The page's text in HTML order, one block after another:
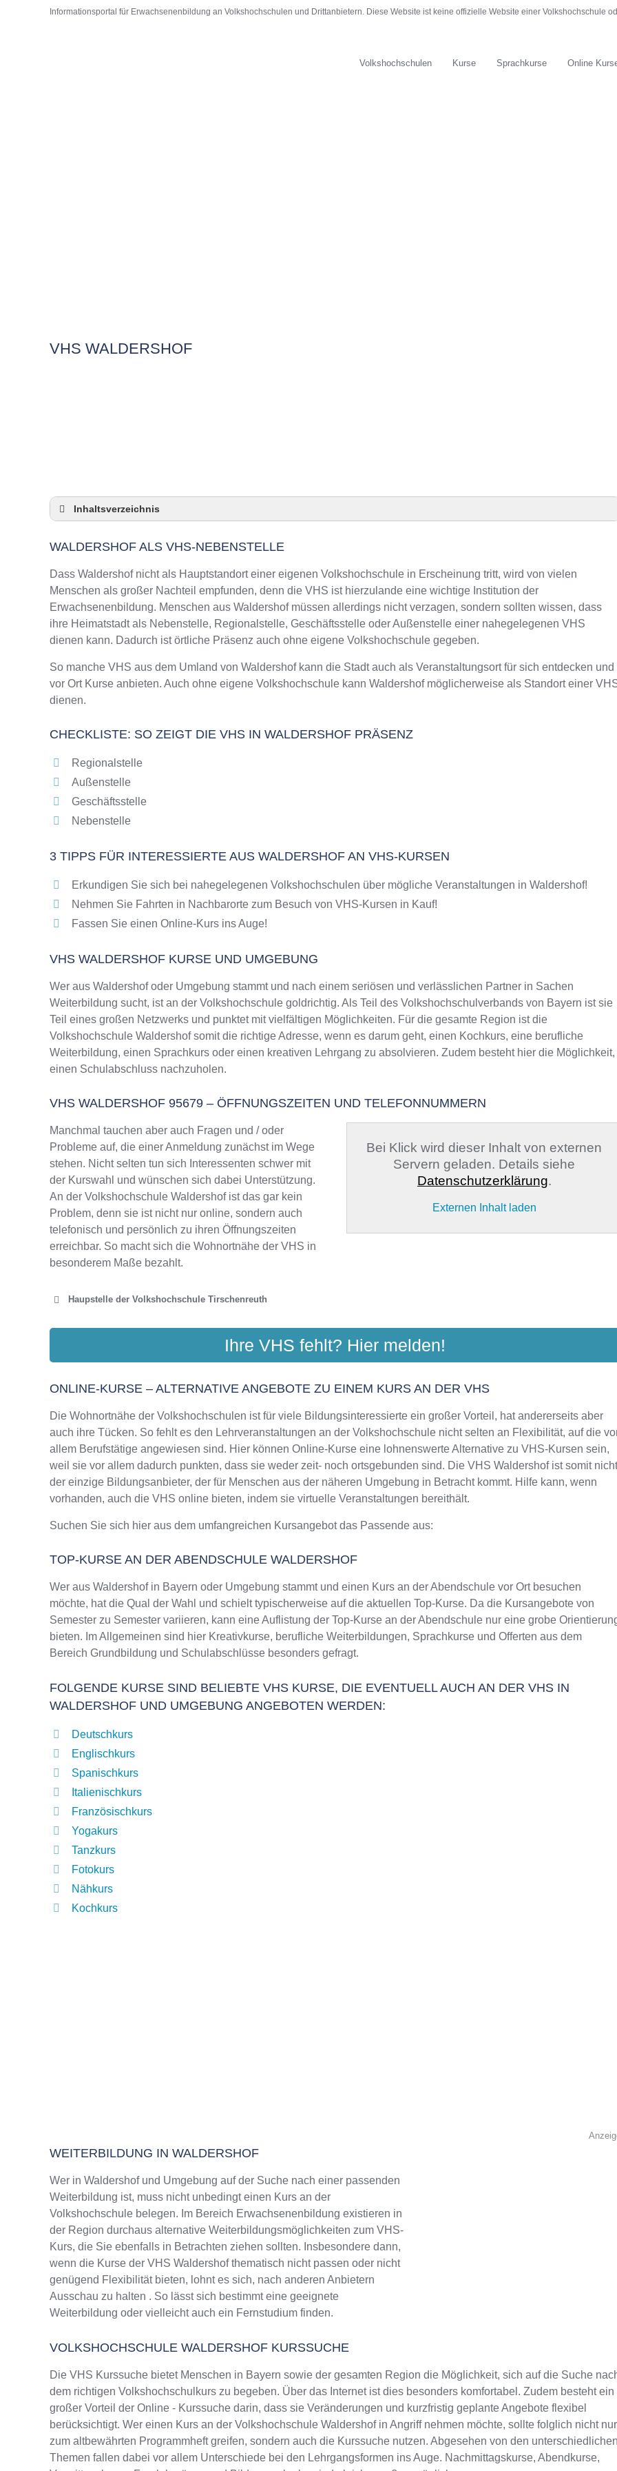
Informationsportal für Erwachsenenbildung an Volkshochschulen und Drittanbietern. Diese Website ist keine offizielle Website einer Volkshochschule
Volkshochschulen Kurse Sprachkurse Online
VHS WALDERSHOF
Inhaltsverzeichnis
Checkliste: So zeigt die VHS in Waldershof Präsenz
3 Tipps für Interessierte aus Waldershof an VHS-Kursen
VHS Waldershof Kurse und Umgebung
VHS Waldershof – Öffnungszeiten und Telefonnummer
Online-Kurse – Alternative Angebote zu einem Kurs an der VHS
Top-Kurse an der Abendschule Waldershof
Weiterbildung in Waldershof
VHS Waldershof Programm 2025 / 2026
WALDERSHOF ALS VHS-NEBENSTELLE
Dass Waldershof nicht als Hauptstandort einer eigenen Volkshochschule in Erscheinung tritt, wird von vielen
Menschen als großer Nachteil empfunden, denn die VHS ist hierzulande eine wichtige Institution der
Erwachsenenbildung. Menschen aus Waldershof müssen allerdings nicht verzagen, sondern sollten wissen, dass
ihre Heimatstadt als Nebenstelle, Regionalstelle, Geschäftsstelle oder Außenstelle einer nahegelegenen VHS
dienen kann. Dadurch ist örtliche Präsenz auch ohne eigene Volkshochschule gegeben.
So manche VHS aus dem Umland von Waldershof kann die Stadt auch als Veranstaltungsort für sich entdecken und
vor Ort Kurse anbieten. Auch ohne eigene Volkshochschule kann Waldershof möglicherweise als Standort einer
dienen.
CHECKLISTE: SO ZEIGT DIE VHS IN WALDERSHOF PRÄSENZ
Regionalstelle
Außenstelle
Geschäftsstelle
Nebenstelle
3 TIPPS FÜR INTERESSIERTE AUS WALDERSHOF AN VHS-KURSEN
Erkundigen Sie sich bei nahegelegenen Volkshochschulen über mögliche Veranstaltungen in Waldershof!
Nehmen Sie Fahrten in Nachbarorte zum Besuch von VHS-Kursen in Kauf!
Fassen Sie einen Online-Kurs ins Auge!
VHS WALDERSHOF KURSE UND UMGEBUNG
Wer aus Waldershof oder Umgebung stammt und nach einem seriösen und verlässlichen Partner in Sachen
Weiterbildung sucht, ist an der Volkshochschule goldrichtig. Als Teil des Volkshochschulverbands von Bayern ist sie
Teil eines großen Netzwerks und punktet mit vielfältigen Möglichkeiten. Für die gesamte Region ist die
Volkshochschule Waldershof somit die richtige Adresse, wenn es darum geht, einen Kochkurs, eine berufliche
Weiterbildung, einen Sprachkurs oder einen kreativen Lehrgang zu absolvieren. Zudem besteht hier die Möglichkeit,
einen Schulabschluss nachzuholen.
VHS WALDERSHOF 95679 – ÖFFNUNGSZEITEN UND TELEFONNUMMERN
Manchmal tauchen aber auch Fragen und / oder
Probleme auf, die einer Anmeldung zunächst im Wege
stehen. Nicht selten tun sich Interessenten schwer mit
der Kurswahl und wünschen sich dabei Unterstützung.
An der Volkshochschule Waldershof ist das gar kein
Problem, denn sie ist nicht nur online, sondern auch
telefonisch und persönlich zu ihren Öffnungszeiten
erreichbar. So macht sich die Wohnortnähe der VHS in
besonderem Maße bezahlt.
Bei Klick wird dieser Inhalt von externen
Servern geladen. Details siehe
Datenschutzerklärung.
Externen Inhalt laden
Haupstelle der Volkshochschule Tirschenreuth
VHS LANDKREIS TIRSCHENREUTH
Ihre VHS fehlt? Hier melden!
ONLINE-KURSE – ALTERNATIVE ANGEBOTE ZU EINEM KURS AN DER VHS
Die Wohnortnähe der Volkshochschulen ist für viele Bildungsinteressierte ein großer Vorteil, hat andererseits aber
auch ihre Tücken. So fehlt es den Lehrveranstaltungen an der Volkshochschule nicht selten an Flexibilität, auf die
allem Berufstätige angewiesen sind. Hier können Online-Kurse eine lohnenswerte Alternative zu VHS-Kursen sein,
weil sie vor allem dadurch punkten, dass sie weder zeit- noch ortsgebunden sind. Die VHS Waldershof ist somit nicht
der einzige Bildungsanbieter, der für Menschen aus der näheren Umgebung in Betracht kommt. Hilfe kann, wenn
vorhanden, auch die VHS online bieten, indem sie virtuelle Veranstaltungen bereithält.
Suchen Sie sich hier aus dem umfangreichen Kursangebot das Passende aus:
TOP-KURSE AN DER ABENDSCHULE WALDERSHOF
Wer aus Waldershof in Bayern oder Umgebung stammt und einen Kurs an der Abendschule vor Ort besuchen
möchte, hat die Qual der Wahl und schielt typischerweise auf die aktuellen Top-Kurse. Da die Kursangebote von
Semester zu Semester variieren, kann eine Auflistung der Top-Kurse an der Abendschule nur eine grobe
bieten. Im Allgemeinen sind hier Kreativkurse, berufliche Weiterbildungen, Sprachkurse und Offerten aus dem
Bereich Grundbildung und Schulabschlüsse besonders gefragt.
FOLGENDE KURSE SIND BELIEBTE VHS KURSE, DIE EVENTUELL AUCH AN DER VHS IN
WALDERSHOF UND UMGEBUNG ANGEBOTEN WERDEN:
Deutschkurs
Englischkurs
Spanischkurs
Italienischkurs
Französischkurs
Yogakurs
Tanzkurs
Fotokurs
Nähkurs
Kochkurs
WEITERBILDUNG IN WALDERSHOF
Wer in Waldershof und Umgebung auf der Suche nach einer passenden
Weiterbildung ist, muss nicht unbedingt einen Kurs an der
Volkshochschule belegen. Im Bereich Erwachsenenbildung existieren in
der Region durchaus alternative Weiterbildungsmöglichkeiten zum VHS-
Kurs, die Sie ebenfalls in Betrachten ziehen sollten. Insbesondere dann,
wenn die Kurse der VHS Waldershof thematisch nicht passen oder nicht
genügend Flexibilität bieten, lohnt es sich, nach anderen Anbietern
Ausschau zu halten . So lässt sich bestimmt eine geeignete
Weiterbildung oder vielleicht auch ein Fernstudium finden.
VOLKSHOCHSCHULE WALDERSHOF KURSSUCHE
Die VHS Kurssuche bietet Menschen in Bayern sowie der gesamten Region die Möglichkeit, sich auf die Suche
dem richtigen Volkshochschulkurs zu begeben. Über das Internet ist dies besonders komfortabel. Zudem besteht ein
großer Vorteil der Online - Kurssuche darin, dass sie Veränderungen und kurzfristig geplante Angebote flexibel
berücksichtigt. Wer einen Kurs an der Volkshochschule Waldershof in Angriff nehmen möchte, sollte folglich nicht nur
zum altbewährten Programmheft greifen, sondern auch die Kurssuche nutzen. Abgesehen von den
Themen fallen dabei vor allem Unterschiede bei den Lehrgangsformen ins Auge. Nachmittagskurse, Abendkurse,